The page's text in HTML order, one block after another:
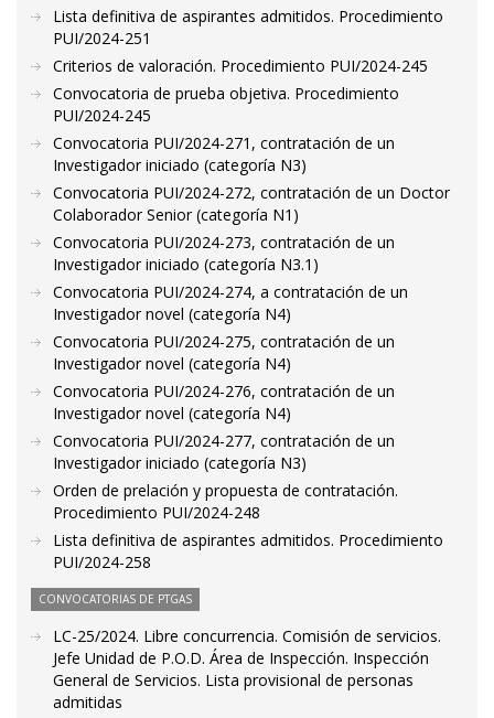
Lista definitiva de aspirantes admitidos. Procedimiento
PUI/2024-251
Criterios de valoración. Procedimiento PUI/2024-245
Convocatoria de prueba objetiva. Procedimiento
PUI/2024-245
Convocatoria PUI/2024-271, contratación de un
Investigador iniciado (categoría N3)
Convocatoria PUI/2024-272, contratación de un Doctor
Colaborador Senior (categoría N1)
Convocatoria PUI/2024-273, contratación de un
Investigador iniciado (categoría N3.1)
Convocatoria PUI/2024-274, a contratación de un
Investigador novel (categoría N4)
Convocatoria PUI/2024-275, contratación de un
Investigador novel (categoría N4)
Convocatoria PUI/2024-276, contratación de un
Investigador novel (categoría N4)
Convocatoria PUI/2024-277, contratación de un
Investigador iniciado (categoría N3)
Orden de prelación y propuesta de contratación.
Procedimiento PUI/2024-248
Lista definitiva de aspirantes admitidos. Procedimiento
PUI/2024-258
CONVOCATORIAS DE PTGAS
LC-25/2024. Libre concurrencia. Comisión de servicios.
Jefe Unidad de P.O.D. Área de Inspección. Inspección
General de Servicios. Lista provisional de personas
admitidas